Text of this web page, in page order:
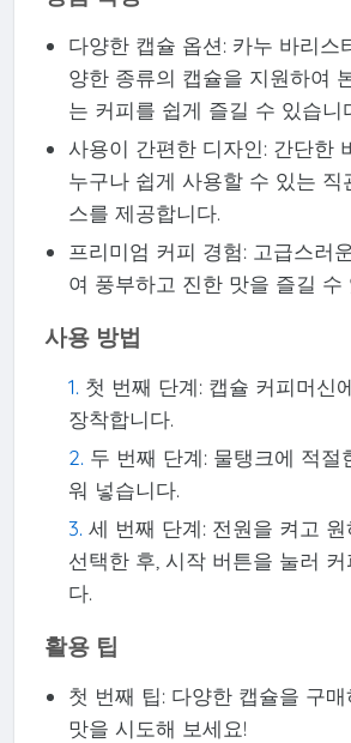
다양한 캡슐 옵션: 카누 바리스
양한 종류의 캡슐을 지원하여
는 커피를 쉽게 즐길 수 있습니
사용이 간편한 디자인: 간단한
누구나 쉽게 사용할 수 있는 직
스를 제공합니다.
프리미엄 커피 경험: 고급스러
여 풍부하고 진한 맛을 즐길 수
사용 방법
첫 번째 단계: 캡슐 커피머신
장착합니다.
두 번째 단계: 물탱크에 적절
워 넣습니다.
세 번째 단계: 전원을 켜고
선택한 후, 시작 버튼을 눌러
다.
활용 팁
첫 번째 팁: 다양한 캡슐을 구
맛을 시도해 보세요!